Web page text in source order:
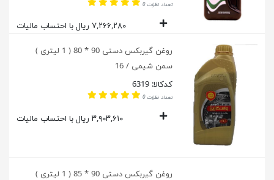
تعداد نظرات 0
۷,۲۶۶,۲۸۰ ریال با احتساب مالیات
روغن گیربکس دستی 90 * 80 ( 1 لیتری )
سمن شیمی / 16
کدکالا: 6319
تعداد نظرات 0
۳,۹۰۳,۶۱۰ ریال با احتساب مالیات
روغن گیربکس دستی 90 * 85 ( 1 لیتری )